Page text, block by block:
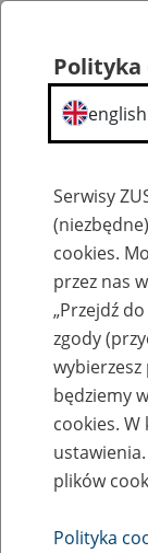
Szkolenia
Zaproś
eZUS w
Rodzaj
Polityka
english
Serwisy
cookies.
przez nas
„Przejdź
zgody
wybierzesz
będziemy
cookies. W
plików
Polityka